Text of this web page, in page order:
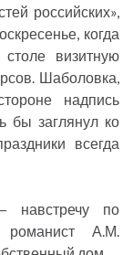
российских»,
когда
визитную
Шаболовка,
надпись
бы заглянул ко
всегда
по
романист А.М.